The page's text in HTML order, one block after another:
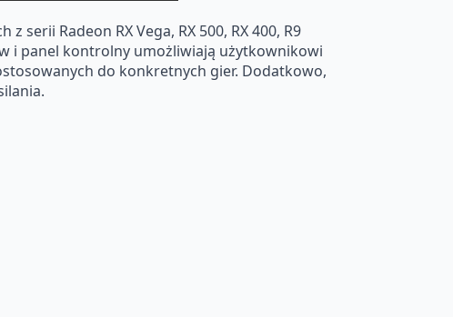
Radeon RX Vega, RX 500, RX 400, R9
i panel kontrolny umożliwiają użytkownikowi
do konkretnych gier. Dodatkowo,